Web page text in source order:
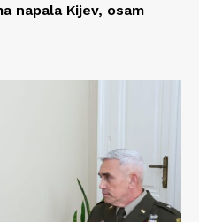
napala Kijev, osam